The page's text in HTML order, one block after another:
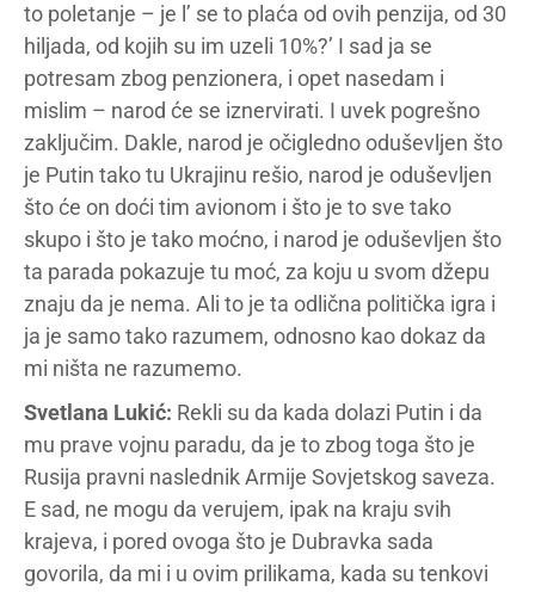
to poletanje – je l’ se to plaća od ovih penzija, od 30
hiljada, od kojih su im uzeli 10%?’ I sad ja se
potresam zbog penzionera, i opet nasedam i
mislim – narod će se iznervirati. I uvek pogrešno
zaključim. Dakle, narod je očigledno oduševljen što
je Putin tako tu Ukrajinu rešio, narod je oduševljen
što će on doći tim avionom i što je to sve tako
skupo i što je tako moćno, i narod je oduševljen što
ta parada pokazuje tu moć, za koju u svom džepu
znaju da je nema. Ali to je ta odlična politička igra i
ja je samo tako razumem, odnosno kao dokaz da
mi ništa ne razumemo.
Svetlana Lukić: Rekli su da kada dolazi Putin i da
mu prave vojnu paradu, da je to zbog toga što je
Rusija pravni naslednik Armije Sovjetskog saveza.
E sad, ne mogu da verujem, ipak na kraju svih
krajeva, i pored ovoga što je Dubravka sada
govorila, da mi i u ovim prilikama, kada su tenkovi